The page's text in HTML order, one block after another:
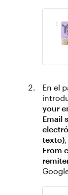
En el
your
Email
texto)
From